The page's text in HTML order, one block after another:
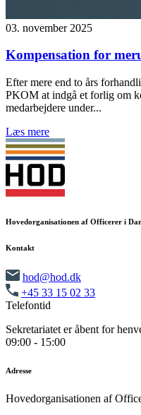
03. november 2025
Kompensation for
Efter mere end to års
PKOM at indgå et forlig om
medarbejdere under...
Læs mere
Hovedorganisationen af Officerer i
Kontakt
hod@hod.dk
+45 33 15 02 33
Telefontid
Sekretariatet er åbent for
09:00 - 15:00
Adresse
Hovedorganisationen af